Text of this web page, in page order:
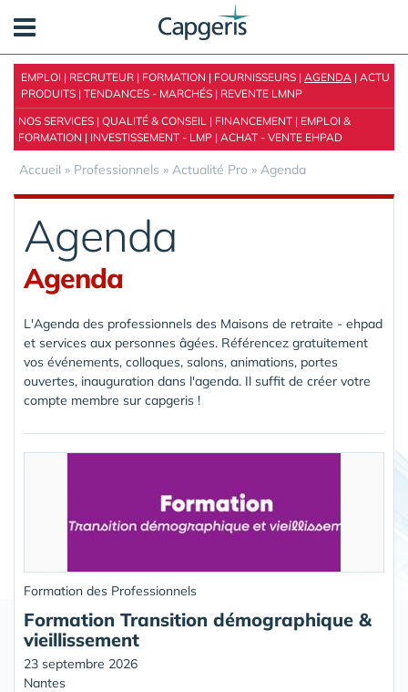
EMPLOI | RECRUTEUR | FORMATION | FOURNISSEURS | AGENDA | ACTU
PRODUITS | TENDANCES - MARCHÉS | REVENTE LMNP
NOS SERVICES | QUALITÉ & CONSEIL | FINANCEMENT | EMPLOI &
FORMATION | INVESTISSEMENT - LMP | ACHAT - VENTE EHPAD
Accueil » Professionnels » Actualité Pro » Agenda
Agenda
Agenda
L'Agenda des professionnels des Maisons de retraite - ehpad
et services aux personnes âgées. Référencez gratuitement
vos événements, colloques, salons, animations, portes
ouvertes, inauguration dans l'agenda. Il suffit de créer votre
compte membre sur capgeris !
Formation des Professionnels
Formation Transition démographique &
vieillissement
23 septembre 2026
Nantes